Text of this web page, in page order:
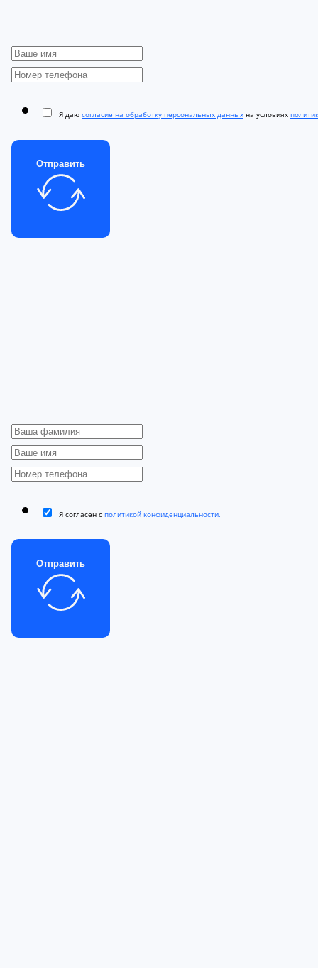
Я даю согласие на обработку персональных данных на условиях
Отправить
Я согласен с политикой конфиденциальности.
Отправить